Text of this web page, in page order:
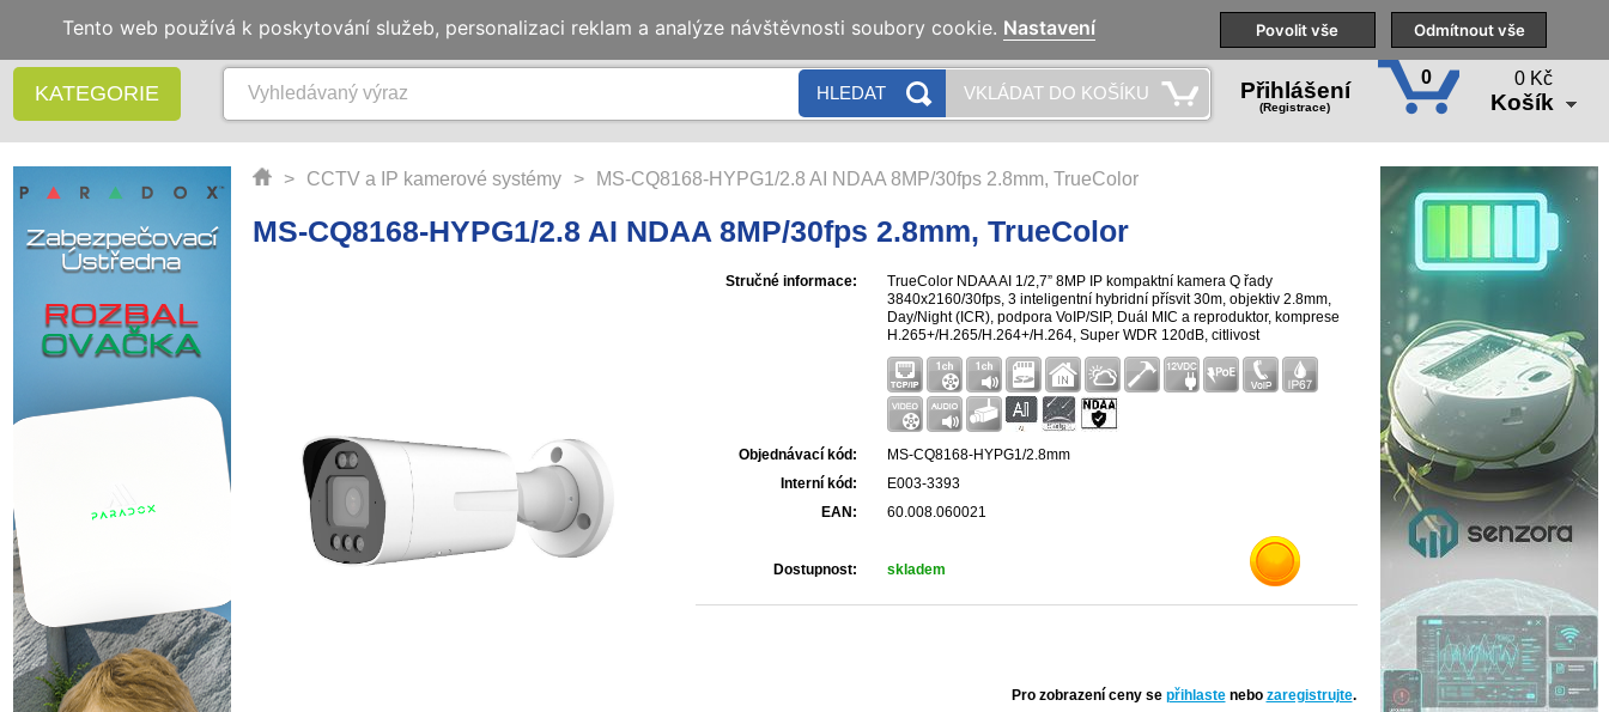
Naše pobočky Technická podpora Školení
KATEGORIE HLEDAT VKLÁDAT DO KOŠÍKU Přihlášení
(Registrace)
0 0 Kč
Košík
> CCTV a IP kamerové systémy > MS-CQ8168-HYPG1/2.8 AI NDAA 8MP/30fps 2.8mm, TrueColor
MS-CQ8168-HYPG1/2.8 AI NDAA 8MP/30fps 2.8mm, TrueColor
Stručné informace:
TrueColor NDAA AI 1/2,7” 8MP IP kompaktní kamera Q řady
3840x2160/30fps, 3 inteligentní hybridní přísvit 30m, objektiv 2.8mm,
Day/Night (ICR), podpora VoIP/SIP, Duál MIC a reproduktor, komprese
H.265+/H.265/H.264+/H.264, Super WDR 120dB, citlivost
0.004lux/F1.0, AI a VCA v ceně, PoE, časosběrná funkce, podpora
Micro SD/SDHC, krytí IP65, antivandal certifikát IK10, 3-osý stěnový
držák.
Objednávací kód:
MS-CQ8168-HYPG1/2.8mm
Interní kód:
E003-3393
EAN:
60.008.060021
Dostupnost: skladem
Pro zobrazení ceny se přihlaste nebo zaregistrujte.
Tento web používá k poskytování služeb, personalizaci reklam a analýze návštěvnosti soubory cookie. Nastavení Povolit vše Odmítnout vše